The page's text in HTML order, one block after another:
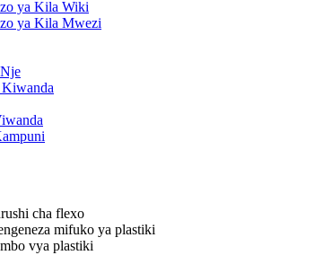
ya Kila Wiki
ya Kila Mwezi